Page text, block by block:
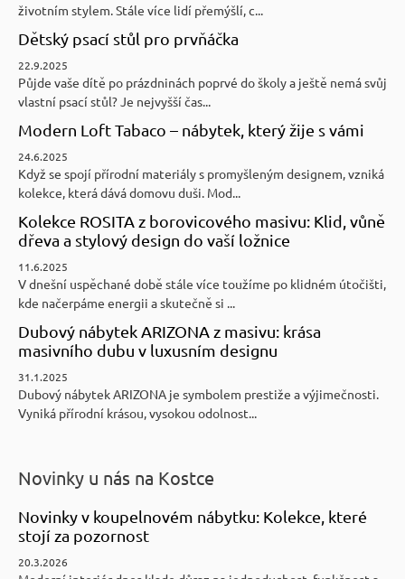
životním stylem. Stále více lidí přemýšlí, c...
Dětský psací stůl pro prvňáčka
22.9.2025
Půjde vaše dítě po prázdninách poprvé do školy a ještě nemá svůj
vlastní psací stůl? Je nejvyšší čas...
Modern Loft Tabaco – nábytek, který žije s vámi
24.6.2025
Když se spojí přírodní materiály s promyšleným designem, vzniká
kolekce, která dává domovu duši. Mod...
Kolekce ROSITA z borovicového masivu: Klid, vůně
dřeva a stylový design do vaší ložnice
11.6.2025
V dnešní uspěchané době stále více toužíme po klidném útočišti,
kde načerpáme energii a skutečně si ...
Dubový nábytek ARIZONA z masivu: krása
masivního dubu v luxusním designu
31.1.2025
Dubový nábytek ARIZONA je symbolem prestiže a výjimečnosti.
Vyniká přírodní krásou, vysokou odolnost...
Novinky u nás na Kostce
Novinky v koupelnovém nábytku: Kolekce, které
stojí za pozornost
20.3.2026